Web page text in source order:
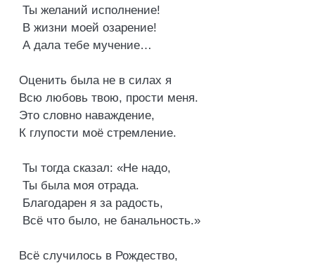
Ты желаний исполнение!
В жизни моей озарение!
А дала тебе мучение…
Оценить была не в силах я
Всю любовь твою, прости меня.
Это словно наваждение,
К глупости моё стремление.
Ты тогда сказал: «Не надо,
Ты была моя отрада.
Благодарен я за радость,
Всё что было, не банальность.»
Всё случилось в Рождество,